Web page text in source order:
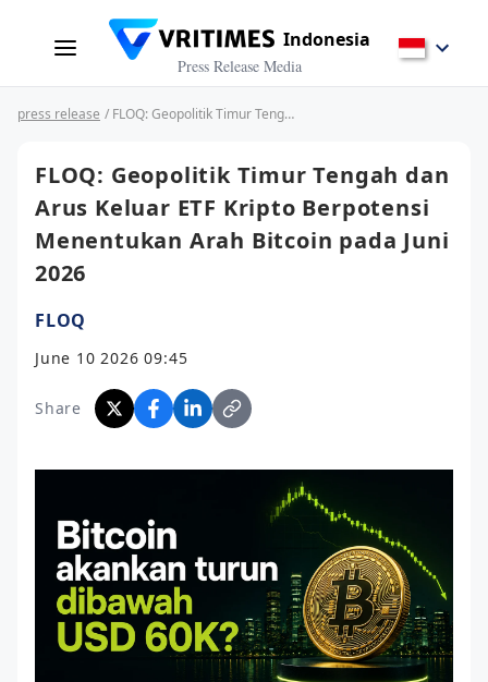
Indonesia
Press Release Media
press release / FLOQ: Geopolitik Timur Tengah dan Arus Keluar ETF Kripto Berpotensi Menentukan Arah Bitcoin pada Juni 2026
FLOQ: Geopolitik Timur Tengah dan
Arus Keluar ETF Kripto Berpotensi
Menentukan Arah Bitcoin pada Juni
2026
FLOQ
June 10 2026 09:45
Share